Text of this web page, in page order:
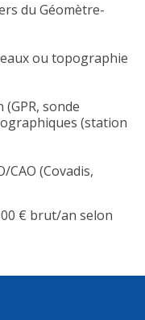
du Géomètre-
ou topographie
sonde
(station
CAO (Covadis,
€ brut/an selon